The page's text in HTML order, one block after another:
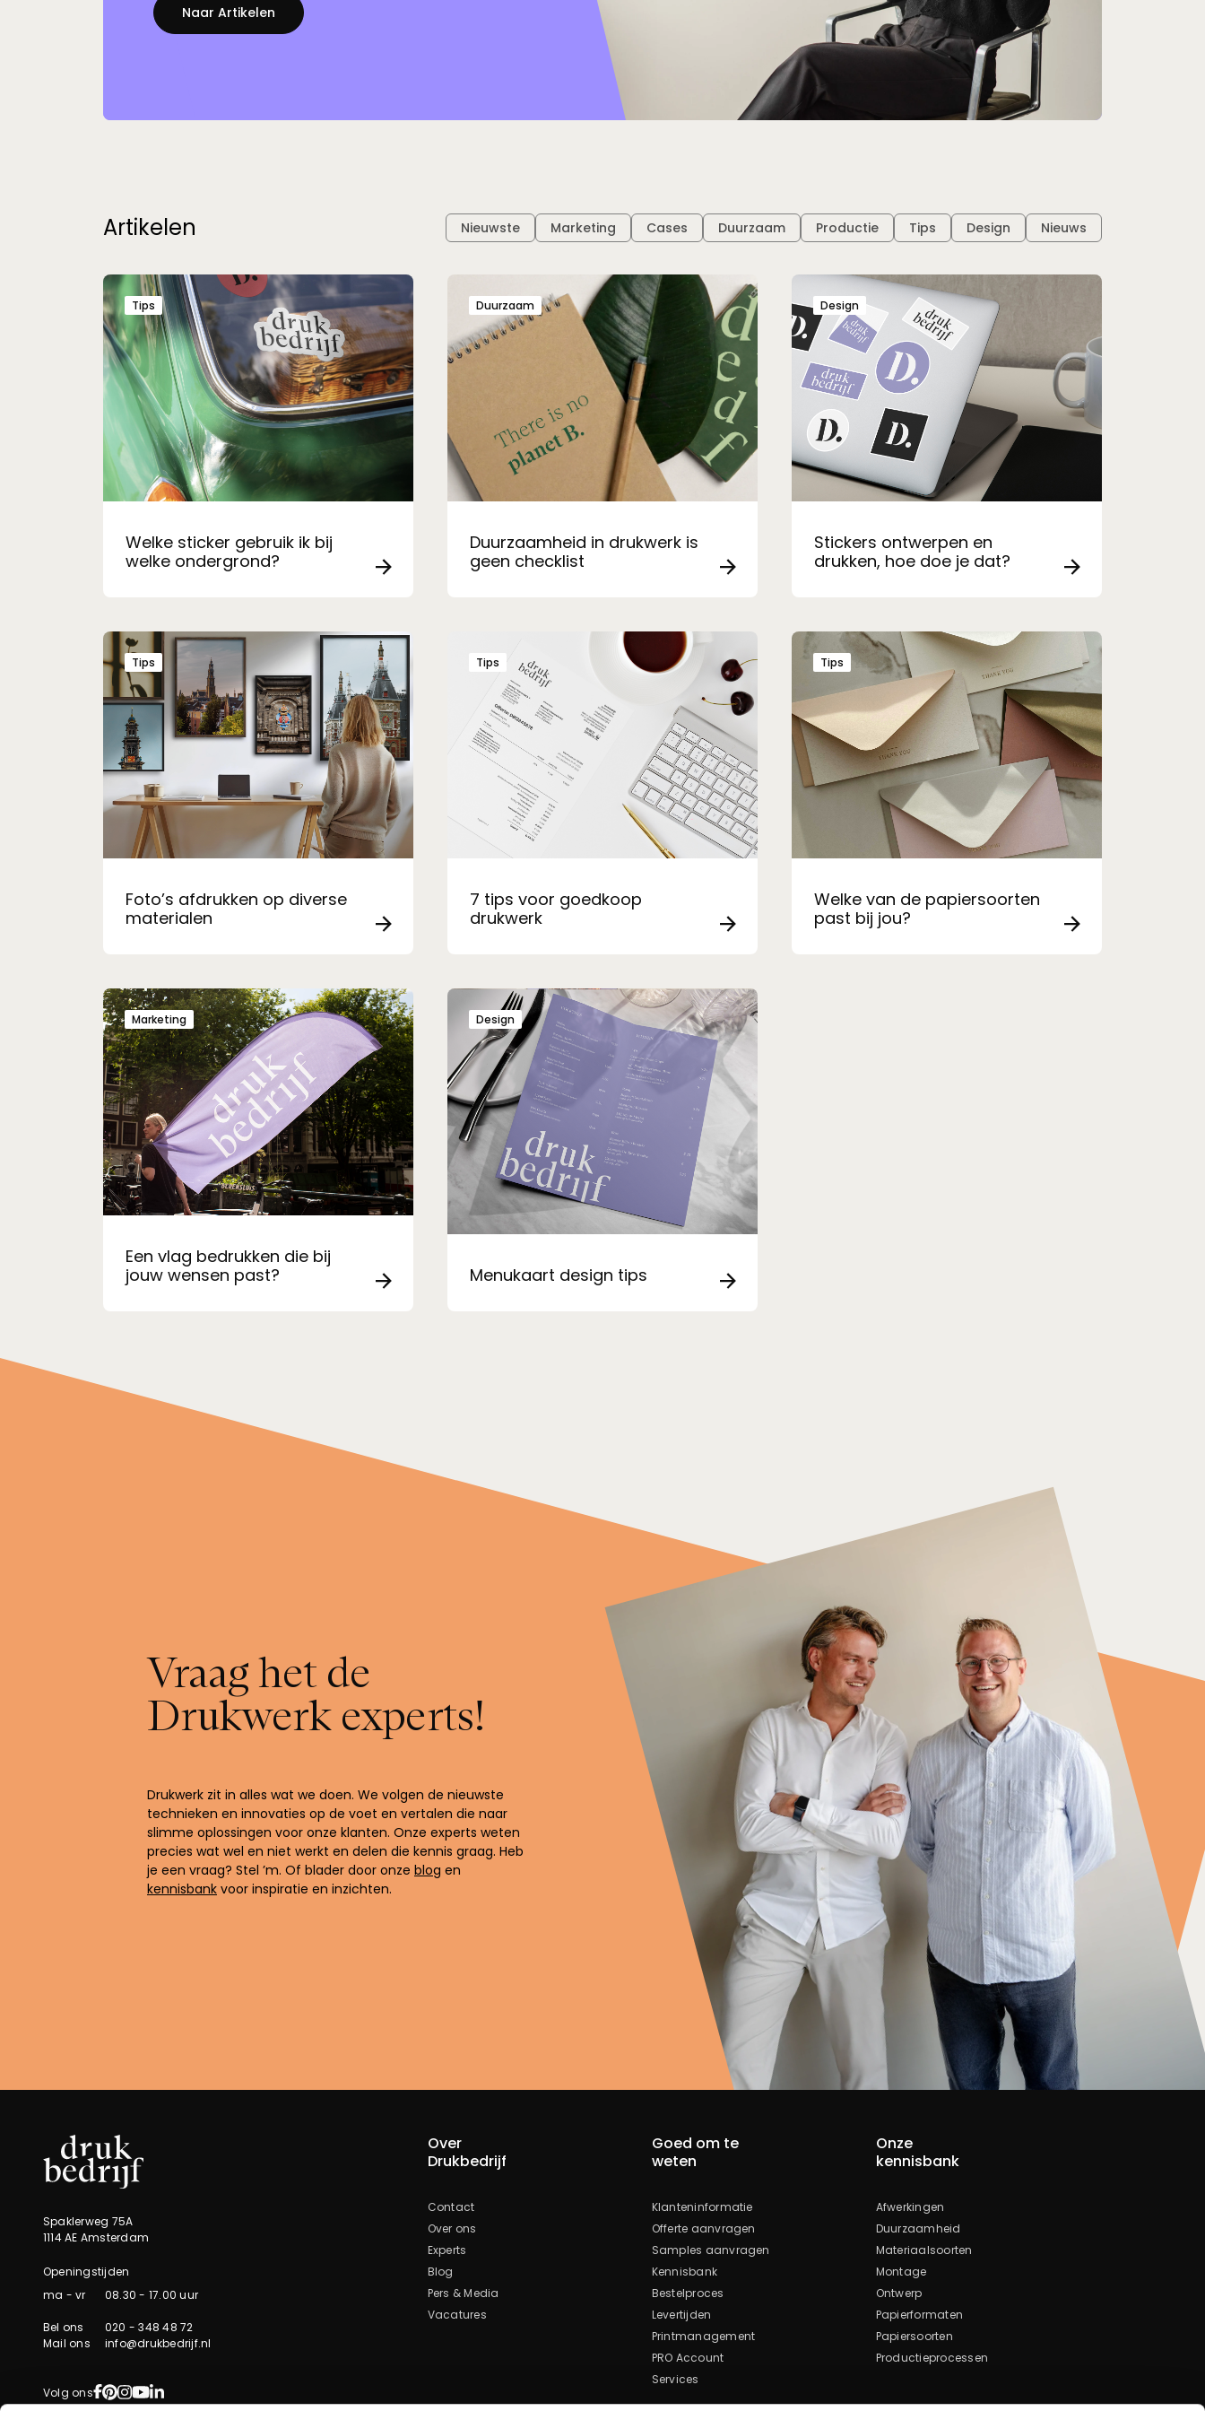
Naar Artikelen
Artikelen Filter:
Nieuwste Marketing Cases Duurzaam Productie Tips Design Nieuws
Welke sticker gebruik ik bij
welke ondergrond?
Tips
Duurzaamheid in drukwerk is
geen checklist
Duurzaam
Stickers ontwerpen en
drukken, hoe doe je dat?
Design
Foto’s afdrukken op diverse
materialen
Tips
7 tips voor goedkoop
drukwerk
Tips
Welke van de papiersoorten
past bij jou?
Tips
Een vlag bedrukken die bij
jouw wensen past?
Marketing
Menukaart design tips
Design
Vraag het de
Drukwerk experts!
Drukwerk zit in alles wat we doen. We volgen de nieuwste
technieken en innovaties op de voet en vertalen die naar
slimme oplossingen voor onze klanten. Onze experts weten
precies wat wel en niet werkt en delen die kennis graag. Heb
je een vraag? Stel ’m. Of blader door onze blog en
kennisbank voor inspiratie en inzichten.
Spaklerweg 75A
1114 AE Amsterdam
Openingstijden
ma - vr
08.30 - 17.00 uur
Bel ons
020 - 348 48 72
Mail ons
info@drukbedrijf.nl
Volg onsFacebook
Pinterest
Instagram
YouTube
LinkedIn
Over
Drukbedrijf
Contact
Over ons
Experts
Blog
Pers & Media
Vacatures
Goed om te
weten
Klanteninformatie
Offerte aanvragen
Samples aanvragen
Kennisbank
Bestelproces
Levertijden
Printmanagement
PRO Account
Services
Onze
kennisbank
Afwerkingen
Duurzaamheid
Materiaalsoorten
Montage
Ontwerp
Papierformaten
Papiersoorten
Productieprocessen